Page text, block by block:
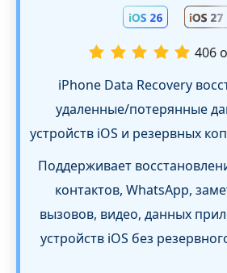
406
iPhone Data Recovery
удаленные/потерянные
устройств iOS и резервных
Поддерживает
контактов, WhatsApp,
вызовов, видео, данных
устройств iOS без